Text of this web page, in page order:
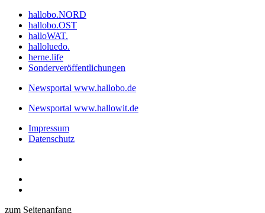
hallobo.NORD
hallobo.OST
halloWAT.
halloluedo.
herne.life
Sonderveröffentlichungen
Newsportal www.hallobo.de
Newsportal www.hallowit.de
Impressum
Datenschutz
zum Seitenanfang